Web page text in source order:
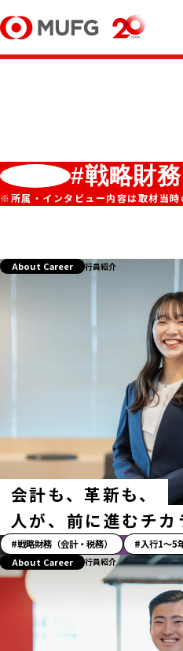
#戦略財務
※所属・インタビュー内容は取材当時
会計も、革新も、
人が、前に進むチカ
About Career 行員紹介
「ス
ト
ー
戦略財務（会計・税務） 入行1〜5
About Career 行員紹介